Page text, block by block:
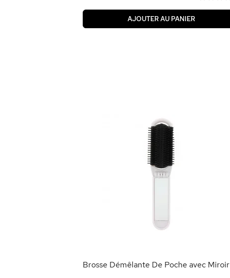
AJOUTER AU PANIER
Brosse Démêlante De Poche avec Miroir